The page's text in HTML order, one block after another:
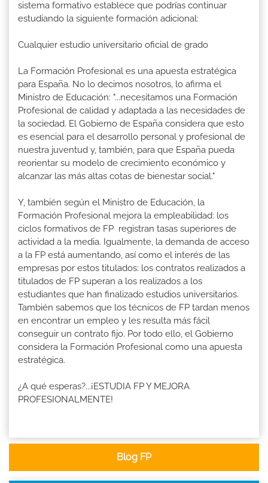
sistema formativo establece que podrías continuar
estudiando la siguiente formación adicional:
Cualquier estudio universitario oficial de grado
La Formación Profesional es una apuesta estratégica
para España. No lo decimos nosotros, lo afirma el
Ministro de Educación: "...necesitamos una Formación
Profesional de calidad y adaptada a las necesidades de
la sociedad. El Gobierno de España considera que esto
es esencial para el desarrollo personal y profesional de
nuestra juventud y, también, para que España pueda
reorientar su modelo de crecimiento económico y
alcanzar las más altas cotas de bienestar social."
Y, también según el Ministro de Educación, la
Formación Profesional mejora la empleabilidad: los
ciclos formativos de FP registran tasas superiores de
actividad a la media. Igualmente, la demanda de acceso
a la FP está aumentando, así como el interés de las
empresas por estos titulados: los contratos realizados a
titulados de FP superan a los realizados a los
estudiantes que han finalizado estudios universitarios.
También sabemos que los técnicos de FP tardan menos
en encontrar un empleo y les resulta más fácil
conseguir un contrato fijo. Por todo ello, el Gobierno
considera la Formación Profesional como una apuesta
estratégica.
¿A qué esperas?...¡ESTUDIA FP Y MEJORA
PROFESIONALMENTE!
Blog FP